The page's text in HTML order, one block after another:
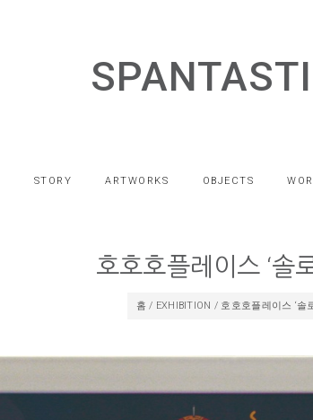
STORY ARTWORKS OBJECTS
호호호플레이스 ‘솔
홈 / EXHIBITION / 호호호플레이스 ‘솔